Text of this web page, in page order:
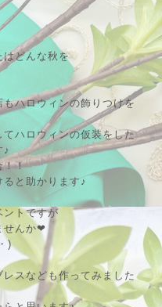
はどんな秋を
ハロウィンの飾りつけを
ハロウィンの仮装をした
♪
！！
と助かります♪
ントですが
せんか❤
)
スなども作ってみました